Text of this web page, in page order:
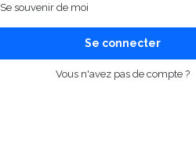
Se souvenir de moi
Se connecter
Vous n'avez pas de compte ?